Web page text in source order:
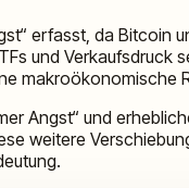
erfasst, da Bitcoin
und
makroökonomische
Angst“ und
weitere